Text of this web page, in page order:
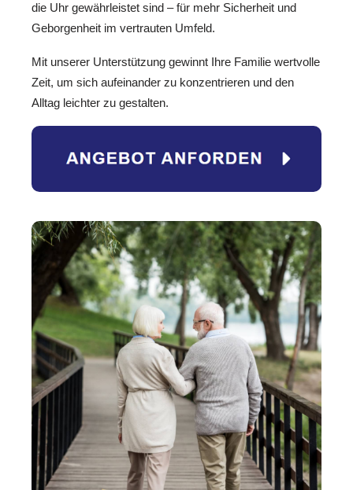
die Uhr gewährleistet sind – für mehr Sicherheit und
Geborgenheit im vertrauten Umfeld.
Mit unserer Unterstützung gewinnt Ihre Familie wertvolle
Zeit, um sich aufeinander zu konzentrieren und den
Alltag leichter zu gestalten.